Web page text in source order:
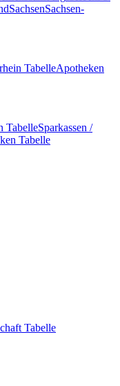
SachsenSachsen-
TabelleApotheken
TabelleSparkassen /
Tabelle
Tabelle